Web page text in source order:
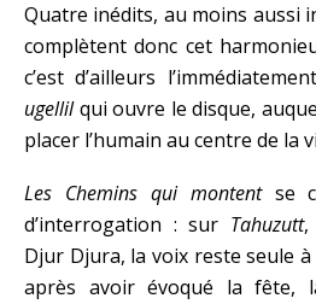
Quatre inédits, au moins aussi
complètent donc cet
c’est d’ailleurs
ugellilqui ouvre le disque,
placer l’humain au centre de la
Les Chemins qui montentse
d’interrogation : sur Tahuzutt,
Djur Djura, la voix reste seule
après avoir évoqué la fête,